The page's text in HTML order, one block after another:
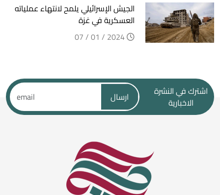
الجيش الإسرائيلي يلمح لانتهاء عملياته
العسكرية في غزة
اشترك في النشرة
الاخبارية
ارسال